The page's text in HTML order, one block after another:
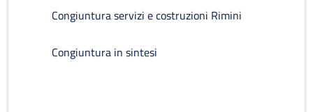
Congiuntura servizi e costruzioni Rimini
Congiuntura in sintesi